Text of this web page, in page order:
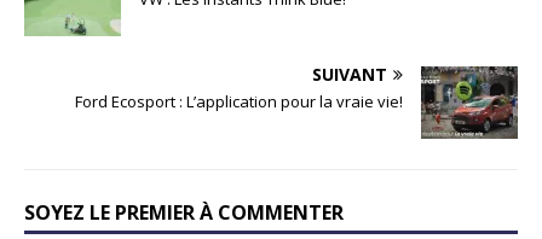
SUIVANT
Ford Ecosport : L’application pour la vraie vie!
SOYEZ LE PREMIER À COMMENTER